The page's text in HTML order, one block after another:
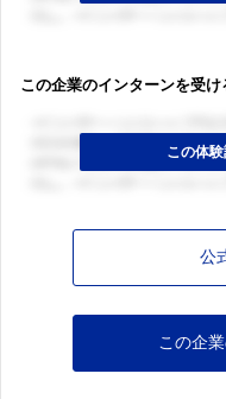
この企業のインターンを受
公
この企